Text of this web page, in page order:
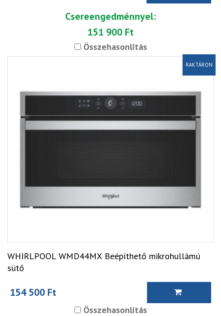
Csereengedménnyel:
151 900 Ft
Összehasonlítás
RAKTÁRON
WHIRLPOOL WMD44MX Beépíthető mikrohullámú
sütő
154 500 Ft
Összehasonlítás